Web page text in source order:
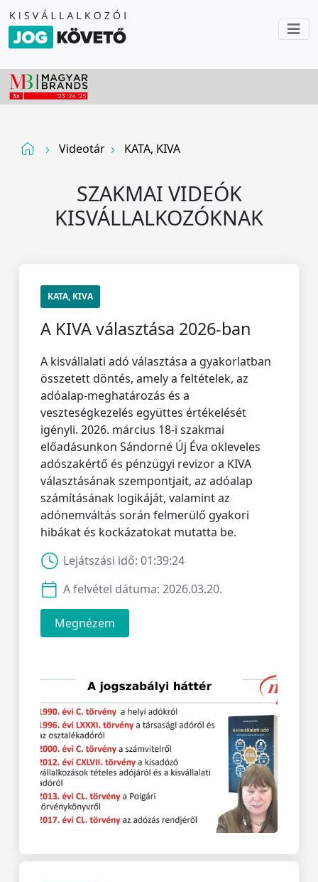
Videotár KATA, KIVA
SZAKMAI VIDEÓK
KISVÁLLALKOZÓKNAK
KATA, KIVA
A KIVA választása 2026-ban
A kisvállalati adó választása a gyakorlatban
összetett döntés, amely a feltételek, az
adóalap-meghatározás és a
veszteségkezelés együttes értékelését
igényli. 2026. március 18-i szakmai
előadásunkon Sándorné Új Éva okleveles
adószakértő és pénzügyi revizor a KIVA
választásának szempontjait, az adóalap
számításának logikáját, valamint az
adónemváltás során felmerülő gyakori
hibákat és kockázatokat mutatta be.
Lejátszási idő: 01:39:24
A felvétel dátuma: 2026.03.20.
Megnézem